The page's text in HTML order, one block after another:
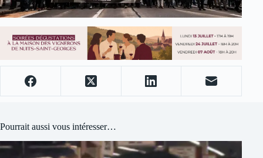
Pourrait aussi vous intéresser…